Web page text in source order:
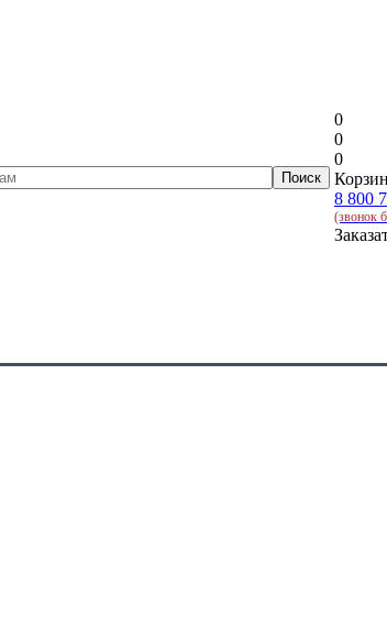
0
0
0
8 800
(звонок